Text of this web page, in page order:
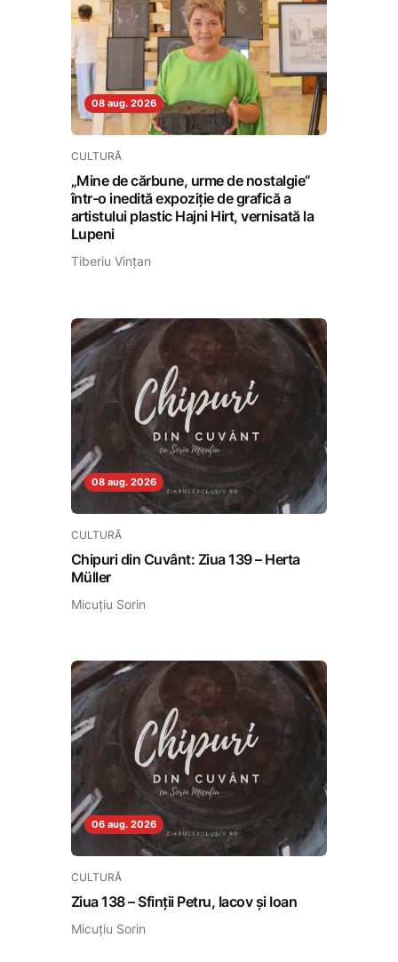
08 aug. 2026
CULTURĂ
„Mine de cărbune, urme de nostalgie”
într-o inedită expoziție de grafică a
artistului plastic Hajni Hirt, vernisată la
Lupeni
Tiberiu Vințan
08 aug. 2026
CULTURĂ
Chipuri din Cuvânt: Ziua 139 – Herta
Müller
Micuțiu Sorin
06 aug. 2026
CULTURĂ
Ziua 138 – Sfinții Petru, Iacov și Ioan
Micuțiu Sorin